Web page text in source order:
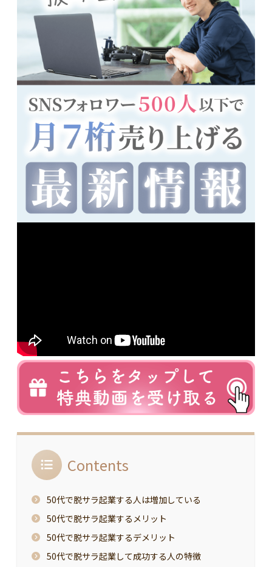
Contents
50代で脱サラ起業する人は増加している
50代で脱サラ起業するメリット
50代で脱サラ起業するデメリット
50代で脱サラ起業して成功する人の特徴